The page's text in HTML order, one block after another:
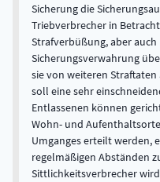
Sicherung die
Triebverbrecher in
Strafverbüßung, aber
Sicherungsverwahrung
sie von weiteren
soll eine sehr
Entlassenen können
Wohn- und
Umganges erteilt werden,
regelmäßigen Abständen
Sittlichkeitsverbrecher